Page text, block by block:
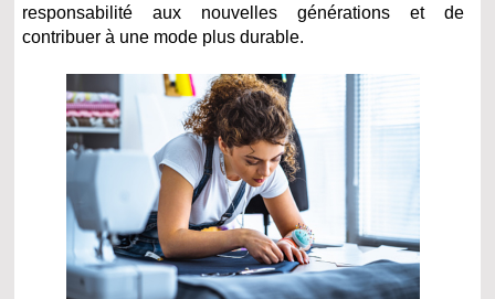
responsabilité aux nouvelles générations et de
contribuer à une mode plus durable.